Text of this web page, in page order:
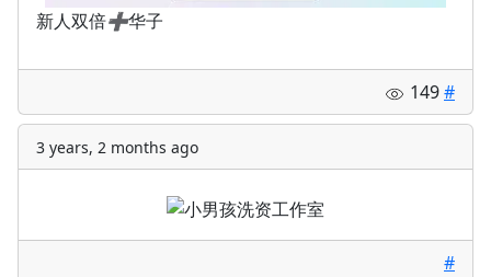
新人双倍➕华子
149#
3 years, 2 months ago
#